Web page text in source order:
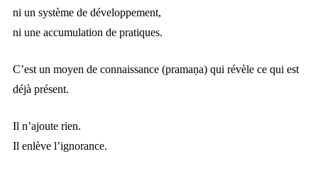
ni un système de développement,
ni une accumulation de pratiques.
C’est un moyen de connaissance (pramaṇa) qui révèle ce qui est
déjà présent.
Il n’ajoute rien.
Il enlève l’ignorance.